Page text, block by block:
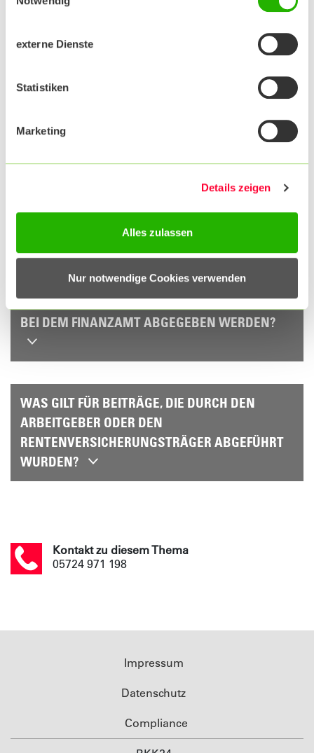
externe Dienste
Statistiken
Marketing
Details zeigen
Alles zulassen
Nur notwendige Cookies verwenden
WER ÜBERMITTELT DIE DATEN ÜBER GEZAHLTE
BEITRÄGE AN DAS FINANZAMT?
KANN DER ÜBERMITTLUNG AN DAS
FINANZAMT WIDERSPROCHEN WERDEN?
ZUFLUSSPRINZIP AUF DIE MELDUNG AUS?
MUSS DIE BESCHEINIGUNG ZUSÄTZLICH NOCH
BEI DEM FINANZAMT ABGEGEBEN WERDEN?
WAS GILT FÜR BEITRÄGE, DIE DURCH DEN
ARBEITGEBER ODER DEN
RENTENVERSICHERUNGSTRÄGER ABGEFÜHRT
WURDEN?
Kontakt zu diesem Thema
05724 971 198
Impressum
Datenschutz
Compliance